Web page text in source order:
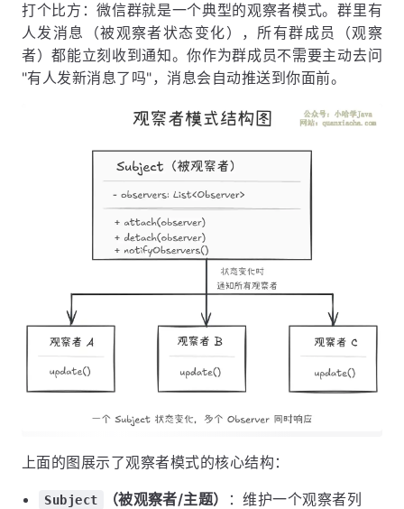
打个比方：微信群就是一个典型的观察者模式。群里有
人发消息（被观察者状态变化），所有群成员（观察
者）都能立刻收到通知。你作为群成员不需要主动去问
"有人发新消息了吗"，消息会自动推送到你面前。
上面的图展示了观察者模式的核心结构：
Subject （被观察者/主题）
：维护一个观察者列